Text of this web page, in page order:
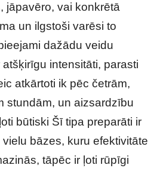
jāpavēro, vai konkrētā
un ilgstoši varēsi to
dažādu veidu
intensitāti, parasti
atkārtoti ik pēc četrām,
stundām, un aizsardzību
būtiski Šī tipa preparāti ir
bāzes, kuru efektivitāte
tāpēc ir ļoti rūpīgi